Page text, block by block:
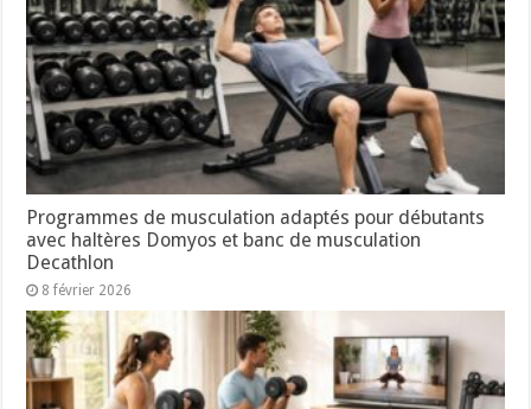
Programmes de musculation adaptés pour débutants
avec haltères Domyos et banc de musculation
Decathlon
8 février 2026